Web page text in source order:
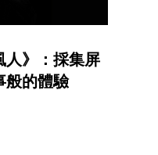
人》：採集屏
般的體驗